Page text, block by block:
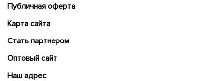
Публичная оферта
Карта сайта
Cтать партнером
Оптовый сайт
Наш адрес